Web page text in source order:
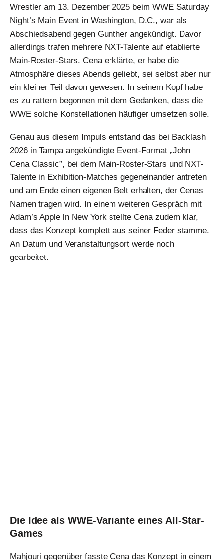
Wrestler am 13. Dezember 2025 beim WWE Saturday
Night’s Main Event in Washington, D.C., war als
Abschiedsabend gegen Gunther angekündigt. Davor
allerdings trafen mehrere NXT-Talente auf etablierte
Main-Roster-Stars. Cena erklärte, er habe die
Atmosphäre dieses Abends geliebt, sei selbst aber nur
ein kleiner Teil davon gewesen. In seinem Kopf habe
es zu rattern begonnen mit dem Gedanken, dass die
WWE solche Konstellationen häufiger umsetzen solle.
Genau aus diesem Impuls entstand das bei Backlash
2026 in Tampa angekündigte Event-Format „John
Cena Classic”, bei dem Main-Roster-Stars und NXT-
Talente in Exhibition-Matches gegeneinander antreten
und am Ende einen eigenen Belt erhalten, der Cenas
Namen tragen wird. In einem weiteren Gespräch mit
Adam’s Apple in New York stellte Cena zudem klar,
dass das Konzept komplett aus seiner Feder stamme.
An Datum und Veranstaltungsort werde noch
gearbeitet.
Die Idee als WWE-Variante eines All-Star-
Games
Mahjouri gegenüber fasste Cena das Konzept in einem